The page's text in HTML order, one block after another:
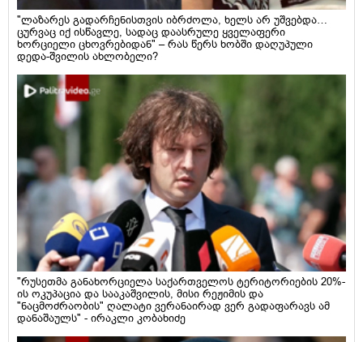
"ლაზარეს გადარჩენისთვის იბრძოლა, ხელს არ უშვებდა…
ცურვაც იქ ისწავლე, სადაც დაასრულე ყველაფერი
ხორციელი ცხოვრებიდან" – რას წერს ხობში დაღუპული
დედა-შვილის ახლობელი?
"რუსეთმა განახორციელა საქართველოს ტერიტორიების 20%-
ის ოკუპაცია და სააკაშვილის, მისი რეჟიმის და
"ნაცმოძრაობის" ღალატი ვერანაირად ვერ გადაფარავს ამ
დანაშაულს" - ირაკლი კობახიძე